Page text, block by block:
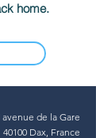
home.
avenue de la Gare
40100 Dax, France